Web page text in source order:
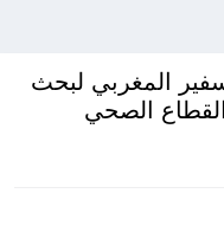
المغربي لبحث
الصحي